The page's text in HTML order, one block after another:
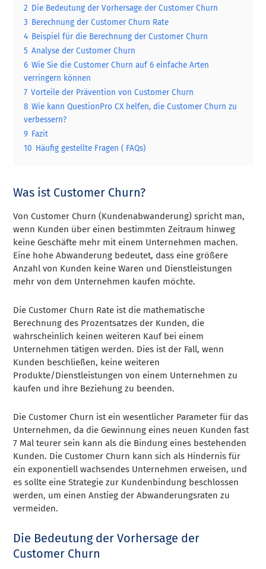
2 Die Bedeutung der Vorhersage der Customer Churn
3 Berechnung der Customer Churn Rate
4 Beispiel für die Berechnung der Customer Churn
5 Analyse der Customer Churn
6 Wie Sie die Customer Churn auf 6 einfache Arten
verringern können
7 Vorteile der Prävention von Customer Churn
8 Wie kann QuestionPro CX helfen, die Customer Churn zu
verbessern?
9 Fazit
10 Häufig gestellte Fragen ( FAQs)
Was ist Customer Churn?
Von Customer Churn (Kundenabwanderung) spricht man,
wenn Kunden über einen bestimmten Zeitraum hinweg
keine Geschäfte mehr mit einem Unternehmen machen.
Eine hohe Abwanderung bedeutet, dass eine größere
Anzahl von Kunden keine Waren und Dienstleistungen
mehr von dem Unternehmen kaufen möchte.
Die Customer Churn Rate ist die mathematische
Berechnung des Prozentsatzes der Kunden, die
wahrscheinlich keinen weiteren Kauf bei einem
Unternehmen tätigen werden. Dies ist der Fall, wenn
Kunden beschließen, keine weiteren
Produkte/Dienstleistungen von einem Unternehmen zu
kaufen und ihre Beziehung zu beenden.
Die Customer Churn ist ein wesentlicher Parameter für das
Unternehmen, da die Gewinnung eines neuen Kunden fast
7 Mal teurer sein kann als die Bindung eines bestehenden
Kunden. Die Customer Churn kann sich als Hindernis für
ein exponentiell wachsendes Unternehmen erweisen, und
es sollte eine Strategie zur Kundenbindung beschlossen
werden, um einen Anstieg der Abwanderungsraten zu
vermeiden.
Die Bedeutung der Vorhersage der
Customer Churn